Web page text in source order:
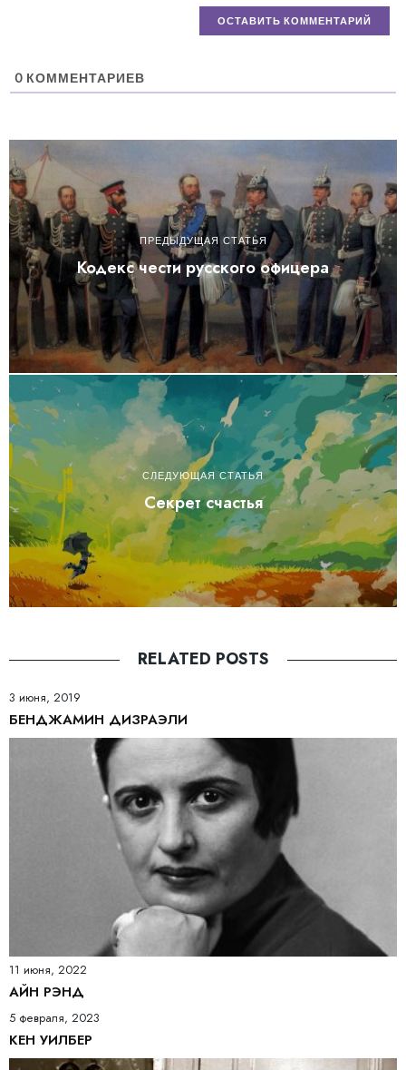
0 КОММЕНТАРИЕВ
ПРЕДЫДУЩАЯ СТАТЬЯ
Кодекс чести русского офицера
СЛЕДУЮЩАЯ СТАТЬЯ
Секрет счастья
RELATED POSTS
3 июня, 2019
БЕНДЖАМИН ДИЗРАЭЛИ
11 июня, 2022
АЙН РЭНД
5 февраля, 2023
КЕН УИЛБЕР